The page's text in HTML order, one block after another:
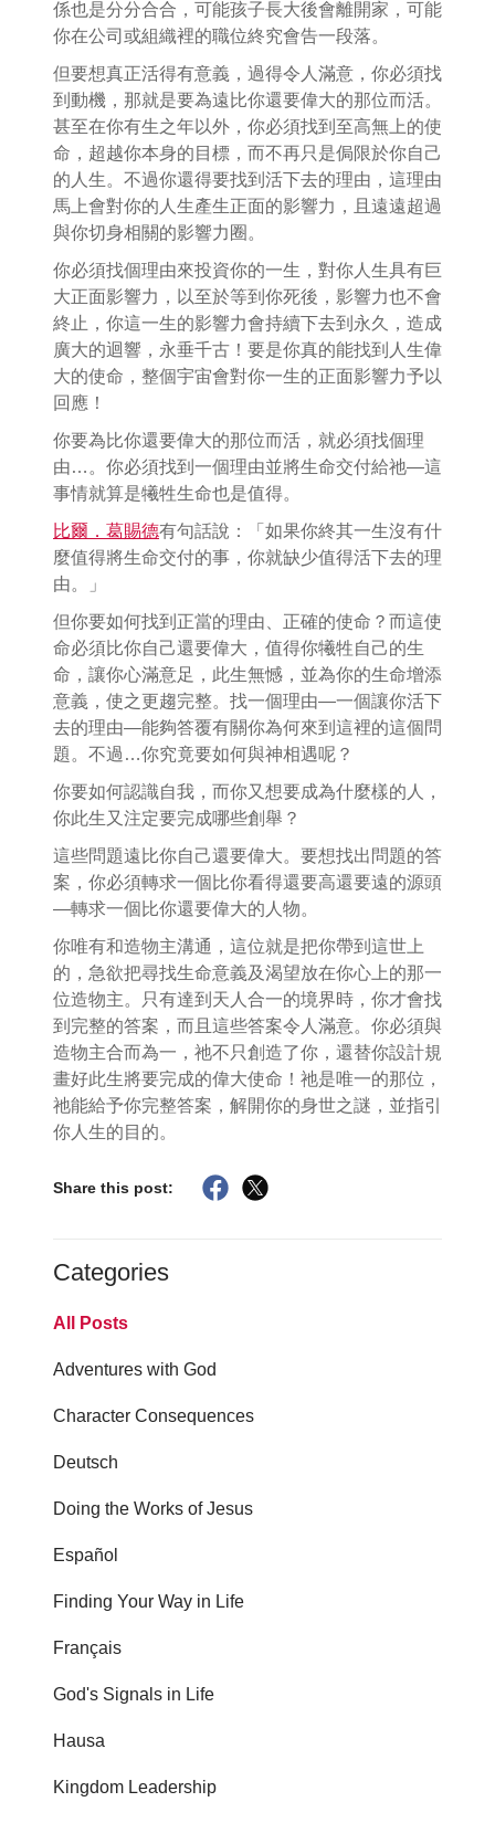
係也是分分合合，可能孩子長大後會離開家，可能
你在公司或組織裡的職位終究會告一段落。
但要想真正活得有意義，過得令人滿意，你必須找
到動機，那就是要為遠比你還要偉大的那位而活。
甚至在你有生之年以外，你必須找到至高無上的使
命，超越你本身的目標，而不再只是侷限於你自己
的人生。不過你還得要找到活下去的理由，這理由
馬上會對你的人生產生正面的影響力，且遠遠超過
與你切身相關的影響力圈。
你必須找個理由來投資你的一生，對你人生具有巨
大正面影響力，以至於等到你死後，影響力也不會
終止，你這一生的影響力會持續下去到永久，造成
廣大的迴響，永垂千古！要是你真的能找到人生偉
大的使命，整個宇宙會對你一生的正面影響力予以
回應！
你要為比你還要偉大的那位而活，就必須找個理
由…。你必須找到一個理由並將生命交付給祂—這
事情就算是犧牲生命也是值得。
比爾．葛賜德有句話說：「如果你終其一生沒有什
麼值得將生命交付的事，你就缺少值得活下去的理
由。」
但你要如何找到正當的理由、正確的使命？而這使
命必須比你自己還要偉大，值得你犧牲自己的生
命，讓你心滿意足，此生無憾，並為你的生命增添
意義，使之更趨完整。找一個理由—一個讓你活下
去的理由—能夠答覆有關你為何來到這裡的這個問
題。不過…你究竟要如何與神相遇呢？
你要如何認識自我，而你又想要成為什麼樣的人，
你此生又注定要完成哪些創舉？
這些問題遠比你自己還要偉大。要想找出問題的答
案，你必須轉求一個比你看得還要高還要遠的源頭
—轉求一個比你還要偉大的人物。
你唯有和造物主溝通，這位就是把你帶到這世上
的，急欲把尋找生命意義及渴望放在你心上的那一
位造物主。只有達到天人合一的境界時，你才會找
到完整的答案，而且這些答案令人滿意。你必須與
造物主合而為一，祂不只創造了你，還替你設計規
畫好此生將要完成的偉大使命！祂是唯一的那位，
祂能給予你完整答案，解開你的身世之謎，並指引
你人生的目的。
Share this post:
Categories
All Posts
Adventures with God
Character Consequences
Deutsch
Doing the Works of Jesus
Español
Finding Your Way in Life
Français
God's Signals in Life
Hausa
Kingdom Leadership